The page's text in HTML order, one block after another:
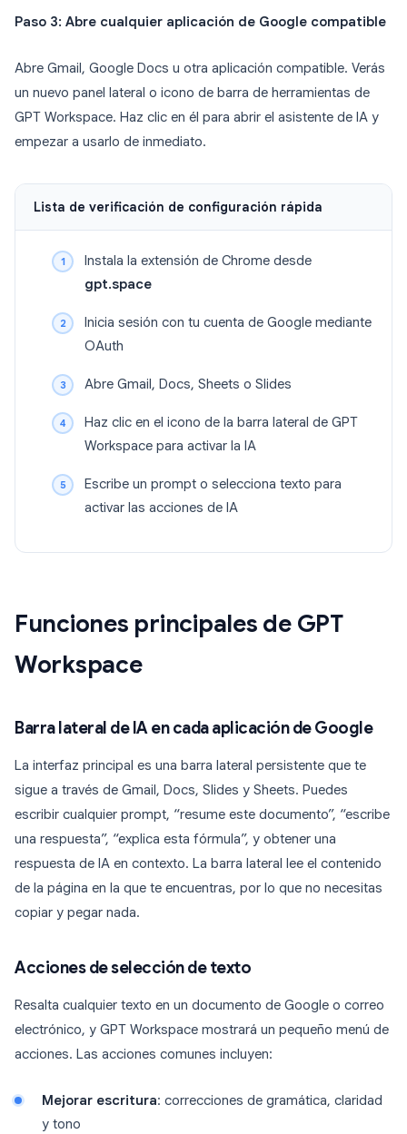
Paso 3: Abre cualquier aplicación de Google compatible
Abre Gmail, Google Docs u otra aplicación compatible. Verás
un nuevo panel lateral o icono de barra de herramientas de
GPT Workspace. Haz clic en él para abrir el asistente de IA y
empezar a usarlo de inmediato.
Lista de verificación de configuración rápida
Instala la extensión de Chrome desde
gpt.space
Inicia sesión con tu cuenta de Google mediante
OAuth
Abre Gmail, Docs, Sheets o Slides
Haz clic en el icono de la barra lateral de GPT
Workspace para activar la IA
Escribe un prompt o selecciona texto para
activar las acciones de IA
Funciones principales de GPT
Workspace
Barra lateral de IA en cada aplicación de Google
La interfaz principal es una barra lateral persistente que te
sigue a través de Gmail, Docs, Slides y Sheets. Puedes
escribir cualquier prompt, “resume este documento”, “escribe
una respuesta”, “explica esta fórmula”, y obtener una
respuesta de IA en contexto. La barra lateral lee el contenido
de la página en la que te encuentras, por lo que no necesitas
copiar y pegar nada.
Acciones de selección de texto
Resalta cualquier texto en un documento de Google o correo
electrónico, y GPT Workspace mostrará un pequeño menú de
acciones. Las acciones comunes incluyen:
Mejorar escritura: correcciones de gramática, claridad
y tono